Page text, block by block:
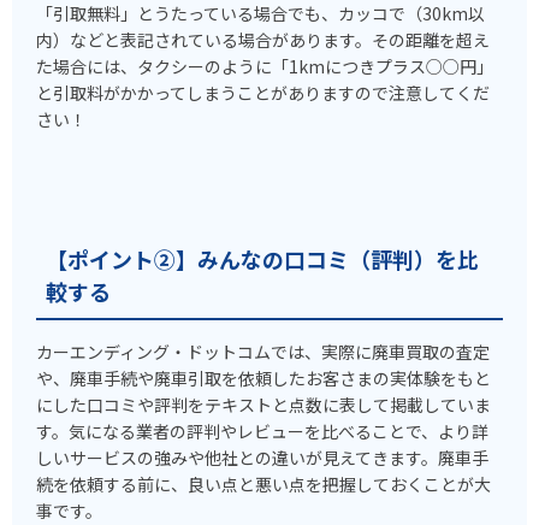
「引取無料」とうたっている場合でも、カッコで（30km以
内）などと表記されている場合があります。その距離を超え
た場合には、タクシーのように「1kmにつきプラス○○円」
と引取料がかかってしまうことがありますので注意してくだ
さい！
【ポイント②】みんなの口コミ（評判）を比
較する
カーエンディング・ドットコムでは、実際に廃車買取の査定
や、廃車手続や廃車引取を依頼したお客さまの実体験をもと
にした口コミや評判をテキストと点数に表して掲載していま
す。気になる業者の評判やレビューを比べることで、より詳
しいサービスの強みや他社との違いが見えてきます。廃車手
続を依頼する前に、良い点と悪い点を把握しておくことが大
事です。